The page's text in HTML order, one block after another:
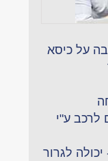
על כיסא
לרכב ע"י
לגרור